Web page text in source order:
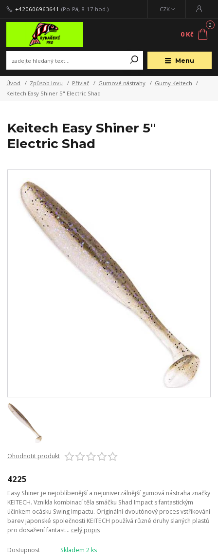
Menu
CZK
+420606963641 (Po-Pá, 8-17 hod.)
0
0 Kč
Úvod Způsob lovu Přívlač Gumové nástrahy
Gumy Keitech
Keitech Easy Shiner 5" Electric Shad
Keitech Easy Shiner 5"
Electric Shad
Ohodnotit produkt
4225
Easy Shiner je nejoblíbenější a nejuniverzálnější gumová nástraha značky
KEITECH. Vznikla kombinací těla smáčku Shad Impact s fantastickým
účinkem ocásku Swing Impactu. Originální dvoutónový proces vstřikování
barev japonské společnosti KEITECH používá různé druhy slaných plastů
pro dosažení fantast... celý popis
Dostupnost
Skladem 2 ks